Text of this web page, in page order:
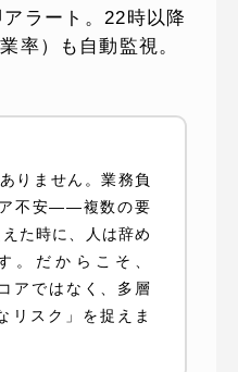
ラート。22時以降
率）も自動監視。
りません。業務負
不安——複数の要
た時に、人は辞め
。だからこそ、
アではなく、多層
リスク」を捉えま